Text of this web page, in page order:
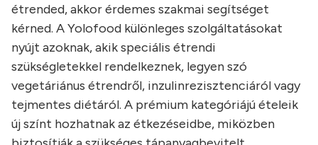
étrended, akkor érdemes szakmai segítséget
kérned. A Yolofood különleges szolgáltatásokat
nyújt azoknak, akik speciális étrendi
szükségletekkel rendelkeznek, legyen szó
vegetáriánus étrendről, inzulinrezisztenciáról vagy
tejmentes diétáról. A prémium kategóriájú ételeik
új színt hozhatnak az étkezéseidbe, miközben